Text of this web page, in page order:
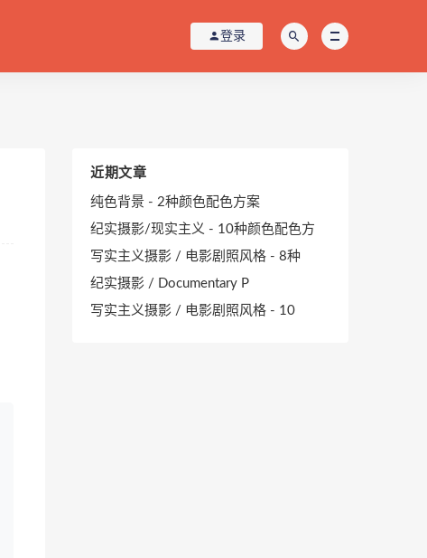
登录
近期文章
纯色背景 - 2种颜色配色方案
纪实摄影/现实主义 - 10种颜色配色方
写实主义摄影 / 电影剧照风格 - 8种
纪实摄影 / Documentary P
写实主义摄影 / 电影剧照风格 - 10